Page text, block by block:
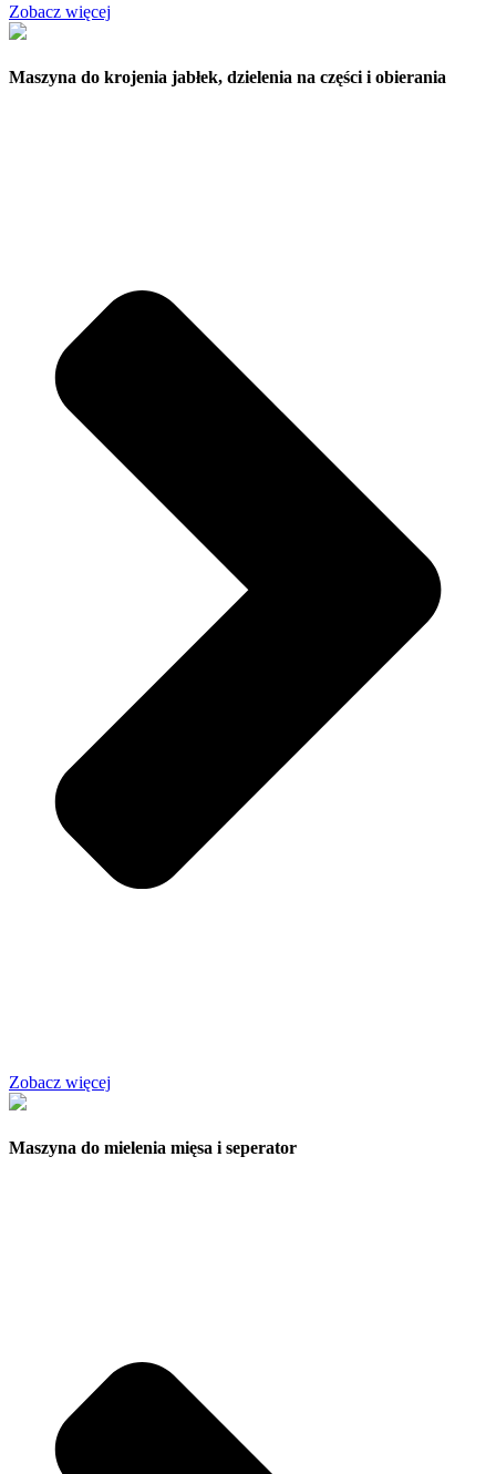
Zobacz więcej
Maszyna do krojenia jabłek, dzielenia na części i obierania
Zobacz więcej
Maszyna do mielenia mięsa i seperator